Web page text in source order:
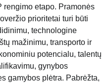
rengimo etapo. Pramonės
prioritetai turi būti
technologine
mažinimu, transporto ir
potencialu, talentų
gynybos
gamybos plėtra. Pabrėžta,